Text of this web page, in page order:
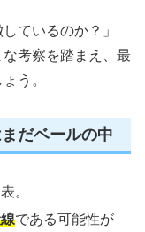
ているのか？」
考察を踏まえ、最
う。
だベールの中
。
である可能性が